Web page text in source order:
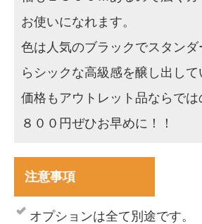
お使いになれます。
色は人気のブラックでスタン
らシックな高級感を醸し出して
価格もアウトレット品ならでは
８００円ぜひお早めに！！
注意事項
オプションは全て別途です。